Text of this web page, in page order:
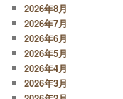
2026年8月
2026年7月
2026年6月
2026年5月
2026年4月
2026年3月